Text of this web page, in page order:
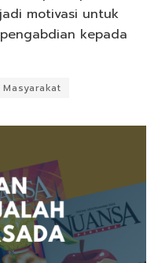
motivasi untuk
kepada